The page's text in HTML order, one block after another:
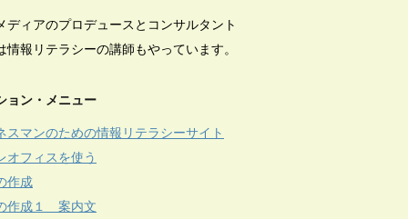
ディアのプロデュースとコンサルタント
情報リテラシーの講師もやっています。
ョン・メニュー
スマンのための情報リテラシーサイト
オフィスを使う
作成
作成１ 案内文